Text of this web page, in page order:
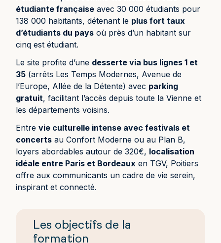
étudiante française avec 30 000 étudiants pour
138 000 habitants, détenant le plus fort taux
d’étudiants du pays où près d’un habitant sur
cinq est étudiant.
Le site profite d’une desserte via bus lignes 1 et
35 (arrêts Les Temps Modernes, Avenue de
l’Europe, Allée de la Détente) avec parking
gratuit, facilitant l’accès depuis toute la Vienne et
les départements voisins.
Entre vie culturelle intense avec festivals et
concerts au Confort Moderne ou au Plan B,
loyers abordables autour de 320€, localisation
idéale entre Paris et Bordeaux en TGV, Poitiers
offre aux communicants un cadre de vie serein,
inspirant et connecté.
Les objectifs de la
formation